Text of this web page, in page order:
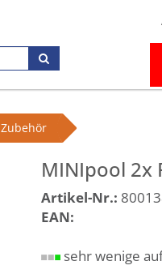
Zubehör
MINIpool 2x
Artikel-Nr.:
EAN:
sehr wenige